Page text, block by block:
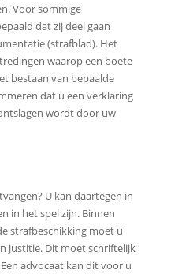
Voor sommige
dat zij deel gaan
(strafblad). Het
waarop een boete
bestaan van bepaalde
dat u een verklaring
wordt door uw
U kan daartegen in
in het spel zijn. Binnen
strafbeschikking moet u
justitie. Dit moet schriftelijk
advocaat kan dit voor u